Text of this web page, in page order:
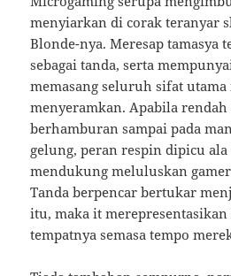
menyiarkan di corak teranyar
Blonde-nya. Meresap tamasya
sebagai tanda, serta
memasang seluruh sifat
menyeramkan. Apabila rendah
berhamburan sampai pada
gelung, peran respin dipicu
mendukung meluluskan
Tanda berpencar bertukar
itu, maka it merepresentasikan
tempatnya semasa tempo